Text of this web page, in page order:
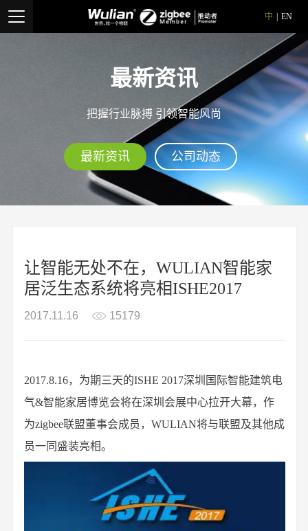
中 EN
最新资讯
把握行业脉搏 引领智能风尚
最新资讯 公司动态
让智能无处不在，WULIAN智能家
居泛生态系统将亮相ISHE2017
2017.11.16 15179
2017.8.16，为期三天的ISHE 2017深圳国际智能建筑电
气&智能家居博览会将在深圳会展中心拉开大幕，作
为zigbee联盟董事会成员，WULIAN将与联盟及其他成
员一同盛装亮相。